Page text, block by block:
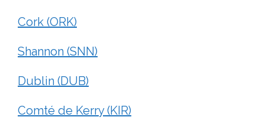
Cork (ORK)
Shannon (SNN)
Dublin (DUB)
Comté de Kerry (KIR)